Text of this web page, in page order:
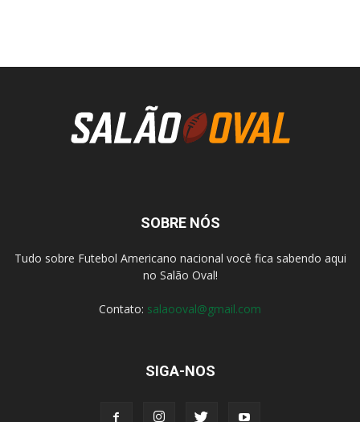
SOBRE NÓS
Tudo sobre Futebol Americano nacional você fica sabendo aqui
no Salão Oval!
Contato: salaooval@gmail.com
SIGA-NOS